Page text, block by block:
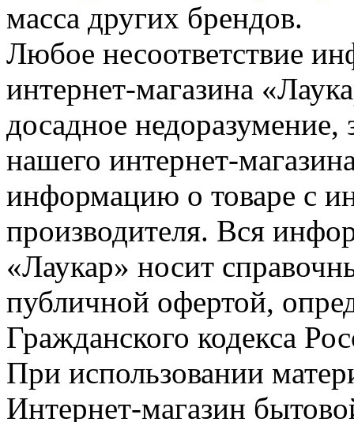
масса других брендов.
Любое несоответствие
интернет-магазина
досадное недоразумение,
нашего интернет-
информацию о товаре с
производителя. Вся
«Лаукар» носит
публичной офертой,
Гражданского кодекса
При использовании
Интернет-магазин